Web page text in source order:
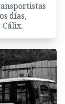
días,